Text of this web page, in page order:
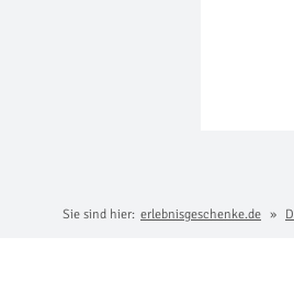
Sie sind hier: erlebnisgeschenke.de